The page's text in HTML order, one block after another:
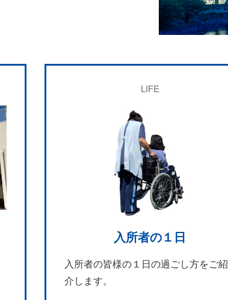
LIFE
入所者の１日
入所者の皆様の１日の過ごし方をご紹
介します。